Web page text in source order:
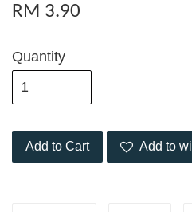
RM 3.90
Quantity
Add to Cart Add to